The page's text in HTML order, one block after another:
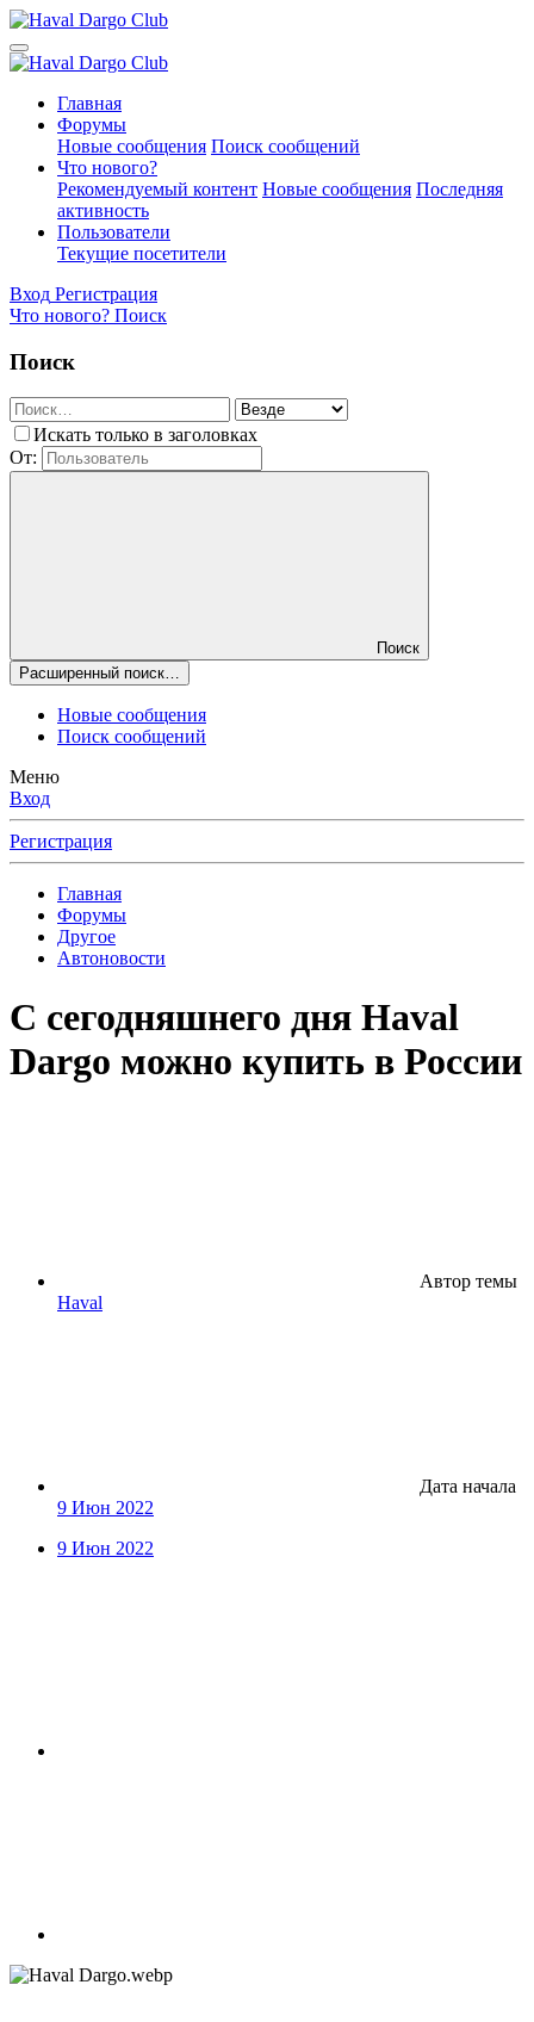
Главная
Форумы
Новые сообщения Поиск сообщений
Что нового?
Рекомендуемый контент Новые сообщения Последняя
активность
Пользователи
Текущие посетители
Вход Регистрация
Что нового? Поиск
Поиск
Искать только в заголовках
От:
Поиск
Расширенный поиск…
Новые сообщения
Поиск сообщений
Меню
Вход
Регистрация
Главная
Форумы
Другое
Автоновости
С сегодняшнего дня Haval
Dargo можно купить в России
Автор темы
Haval
Дата начала
9 Июн 2022
9 Июн 2022